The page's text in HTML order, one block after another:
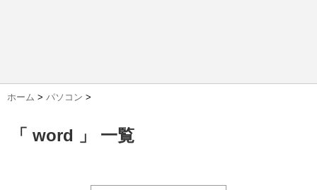
ホーム > パソコン >
「 word 」 一覧